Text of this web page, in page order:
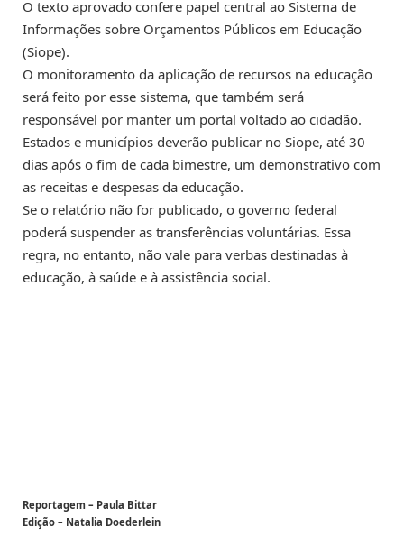
O texto aprovado confere papel central ao Sistema de
Informações sobre Orçamentos Públicos em Educação
(Siope).
O monitoramento da aplicação de recursos na educação
será feito por esse sistema, que também será
responsável por manter um portal voltado ao cidadão.
Estados e municípios deverão publicar no Siope, até 30
dias após o fim de cada bimestre, um demonstrativo com
as receitas e despesas da educação.
Se o relatório não for publicado, o governo federal
poderá suspender as transferências voluntárias. Essa
regra, no entanto, não vale para verbas destinadas à
educação, à saúde e à assistência social.
Reportagem – Paula Bittar
Edição – Natalia Doederlein